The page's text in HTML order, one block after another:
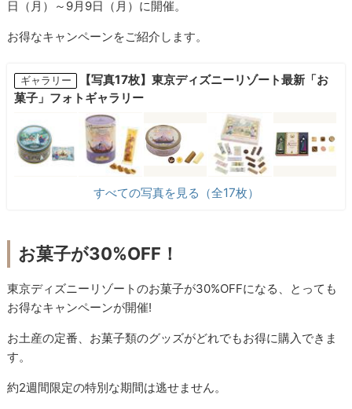
日（月）～9月9日（月）に開催。
お得なキャンペーンをご紹介します。
ギャラリー
【写真17枚】東京ディズニーリゾート最新「お
菓子」フォトギャラリー
すべての写真を見る（全17枚）
お菓子が30%OFF！
東京ディズニーリゾートのお菓子が30%OFFになる、とっても
お得なキャンペーンが開催!
お土産の定番、お菓子類のグッズがどれでもお得に購入できま
す。
約2週間限定の特別な期間は逃せません。